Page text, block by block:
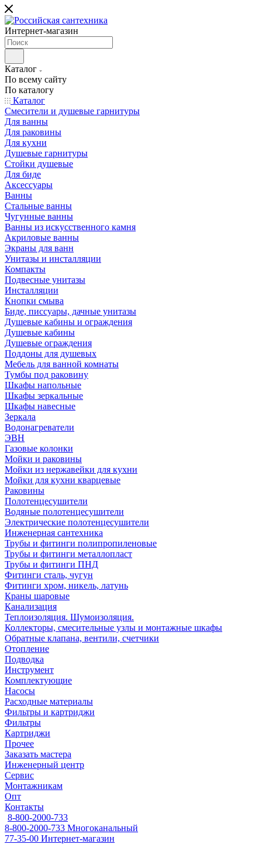
Интернет-магазин
Каталог
По всему сайту
По каталогу
Каталог
Смесители и душевые гарнитуры
Для ванны
Для раковины
Для кухни
Душевые гарнитуры
Стойки душевые
Для биде
Аксессуары
Ванны
Стальные ванны
Чугунные ванны
Ванны из искусственного камня
Акриловые ванны
Экраны для ванн
Унитазы и инсталляции
Компакты
Подвесные унитазы
Инсталляции
Кнопки смыва
Биде, писсуары, дачные унитазы
Душевые кабины и ограждения
Душевые кабины
Душевые ограждения
Поддоны для душевых
Мебель для ванной комнаты
Тумбы под раковину
Шкафы напольные
Шкафы зеркальные
Шкафы навесные
Зеркала
Водонагреватели
ЭВН
Газовые колонки
Мойки и раковины
Мойки из нержавейки для кухни
Мойки для кухни кварцевые
Раковины
Полотенцесушители
Водяные полотенцесушители
Электрические полотенцесушители
Инженерная сантехника
Трубы и фитинги полипропиленовые
Трубы и фитинги металлопласт
Трубы и фитинги ПНД
Фитинги сталь, чугун
Фитинги хром, никель, латунь
Краны шаровые
Канализация
Теплоизоляция. Шумоизоляция.
Коллекторы, смесительные узлы и монтажные шкафы
Обратные клапана, вентили, счетчики
Отопление
Подводка
Инструмент
Комплектующие
Насосы
Расходные материалы
Фильтры и картриджи
Фильтры
Картриджи
Прочее
Заказать мастера
Инженерный центр
Сервис
Монтажникам
Опт
Контакты
8-800-2000-733
8-800-2000-733 Многоканальный
77-35-00 Интернет-магазин